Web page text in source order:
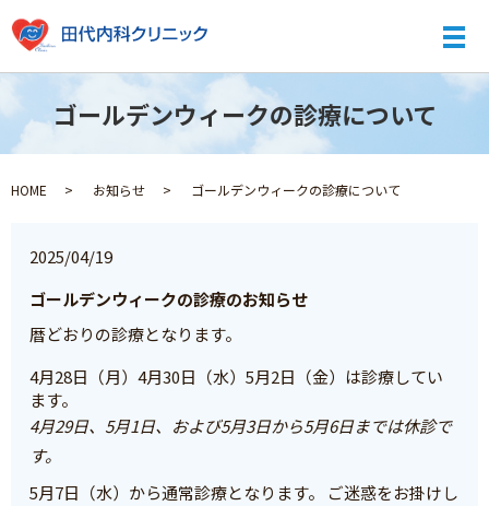
メ
ゴールデンウィークの診療について
HOME お知らせ ゴールデンウィークの診療について
2025/04/19
ゴールデンウィークの診療のお知らせ
暦どおりの診療となります。
4月28日（月）4月30日（水）5月2日（金）は診療してい
ます。
4月29日、5月1日、および5月3日から5月6日までは休診で
す。
5月7日（水）から通常診療となります。 ご迷惑をお掛けし